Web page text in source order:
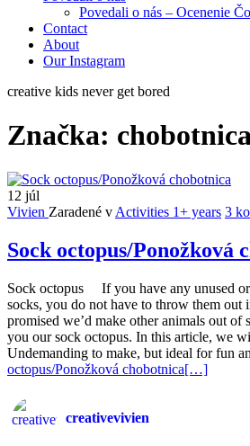
Povedali o nás – Ocenenie
Contact
About
Our Instagram
creative kids never get bored
Značka:
12 júl
Vivien Zaradené v Activities 1+ years 3
Sock octopus/Ponožková
Sock octopus If you have any unused or
socks, you do not have to throw them out
promised we’d make other animals out of
you our sock octopus. In this article, we
Undemanding to make, but ideal for fun
octopus/Ponožková chobotnica[…]
creativevivien